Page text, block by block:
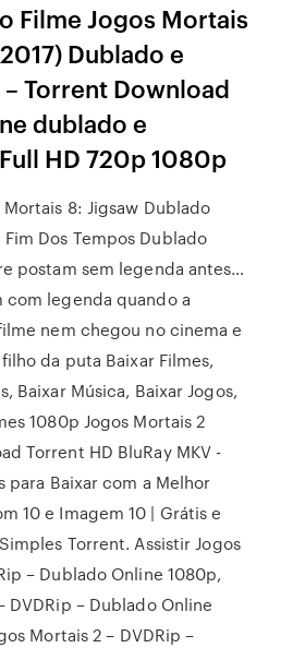
Filme Jogos Mortais
Dublado e
Torrent Download
dublado e
HD 720p 1080p
8: Jigsaw Dublado
Fim Dos Tempos Dublado
postam sem legenda antes…
com legenda quando a
nem chegou no cinema e
da puta Baixar Filmes,
Baixar Música, Baixar Jogos,
1080p Jogos Mortais 2
Torrent HD BluRay MKV -
para Baixar com a Melhor
10 e Imagem 10 | Grátis e
Torrent. Assistir Jogos
– Dublado Online 1080p,
DVDRip – Dublado Online
Mortais 2 – DVDRip –